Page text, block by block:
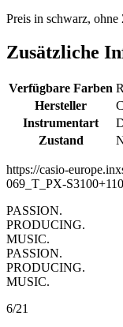
Preis in schwarz, ohne
Zusätzliche
Verfügbare Farben
Hersteller
Instrumentart
Zustand
https://casio-
069_T_PX-
PASSION.
PRODUCING.
MUSIC.
PASSION.
PRODUCING.
MUSIC.
6/21